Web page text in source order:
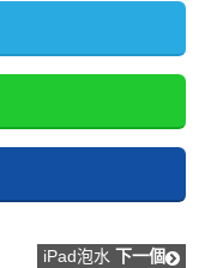
iPad泡水 下一個